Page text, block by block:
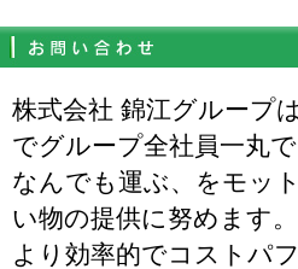
株式会社 錦江グループ
でグループ全社員一丸
なんでも運ぶ、をモッ
い物の提供に努めます。
より効率的でコストパ